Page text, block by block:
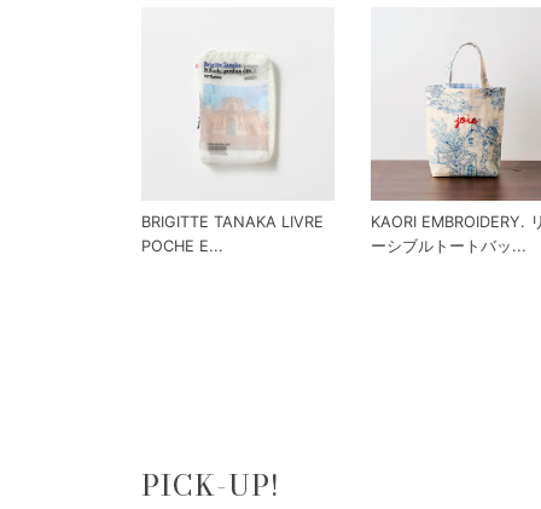
BRIGITTE TANAKA LIVRE
POCHE E...
KAORI EMBROIDERY.
ーシブルトートバッ...
PICK-UP!